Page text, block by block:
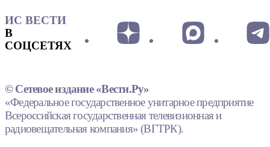
ИС ВЕСТИ
В
СОЦСЕТЯХ
© Сетевое издание «Вести.Ру»
«Федеральное государственное унитарное предприятие
Всероссийская государственная телевизионная и
радиовещательная компания» (ВГТРК).